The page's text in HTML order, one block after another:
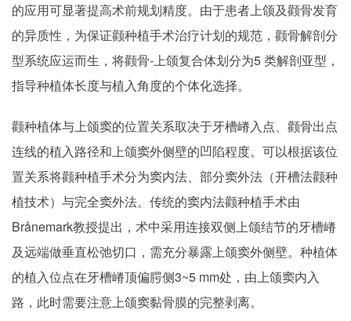
的应用可显著提高术前规划精度。由于患者上颌及颧骨发育
的异质性，为保证颧种植手术治疗计划的规范，颧骨解剖分
型系统应运而生，将颧骨-上颌复合体划分为5 类解剖亚型，
指导种植体长度与植入角度的个体化选择。
颧种植体与上颌窦的位置关系取决于牙槽嵴入点、颧骨出点
连线的植入路径和上颌窦外侧壁的凹陷程度。可以根据该位
置关系将颧种植手术分为窦内法、部分窦外法（开槽法颧种
植技术）与完全窦外法。传统的窦内法颧种植手术由
Brånemark教授提出，术中采用连接双侧上颌结节的牙槽嵴
及远端做垂直松弛切口，需充分暴露上颌窦外侧壁。种植体
的植入位点在牙槽嵴顶偏腭侧3~5 mm处，由上颌窦内入
路，此时需要注意上颌窦黏骨膜的完整剥离。